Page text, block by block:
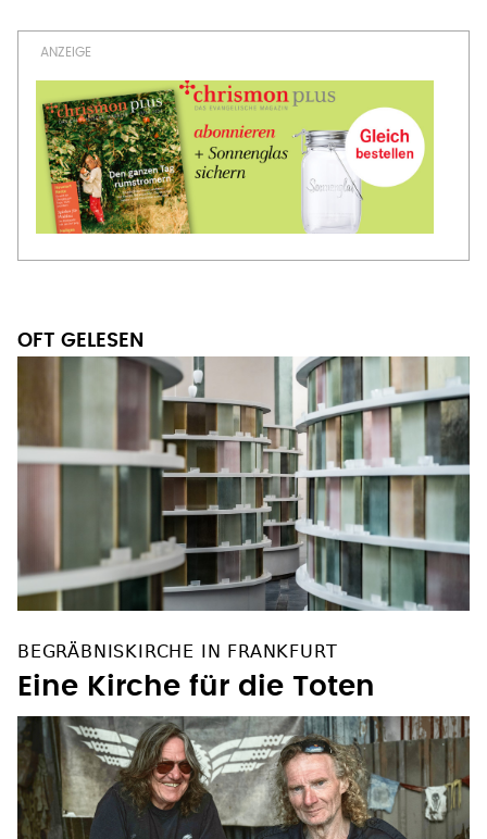
OFT GELESEN
BEGRÄBNISKIRCHE IN FRANKFURT
Eine Kirche für die Toten